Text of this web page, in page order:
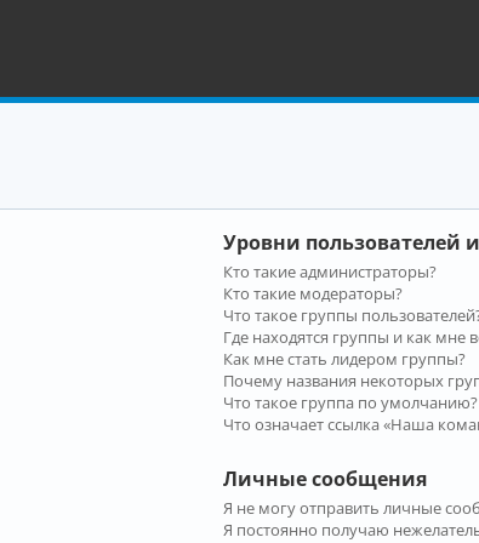
Уровни пользователей
Кто такие администраторы?
Кто такие модераторы?
Что такое группы
Где находятся группы и как мне
Как мне стать лидером группы?
Почему названия некоторых
Что такое группа по умолчанию?
Что означает ссылка «Наша
Личные сообщения
Я не могу отправить личные
Я постоянно получаю